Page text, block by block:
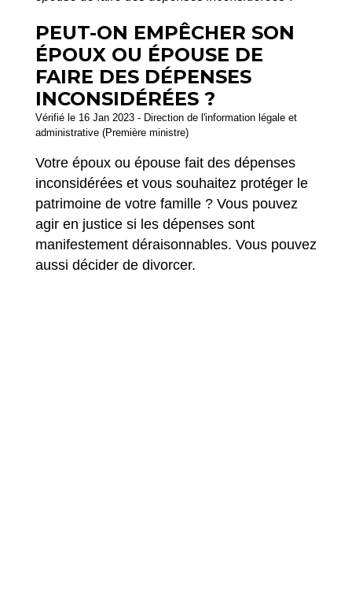
PEUT-ON EMPÊCHER SON
ÉPOUX OU ÉPOUSE DE
FAIRE DES DÉPENSES
INCONSIDÉRÉES ?
Vérifié le 16 Jan 2023 - Direction de l'information légale et
administrative (Première ministre)
Votre époux ou épouse fait des dépenses
inconsidérées et vous souhaitez protéger le
patrimoine de votre famille ? Vous pouvez
agir en justice si les dépenses sont
manifestement déraisonnables. Vous pouvez
aussi décider de divorcer.